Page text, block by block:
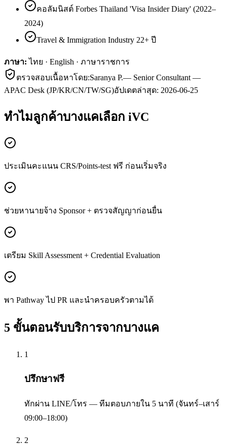
คอลัมนิสต์ Forbes Thailand 'Visa Insider Diary' (2022–
2024)
Travel & Immigration Industry 22+ ปี
ภาษา: ไทย · English · ภาษาราชการ
ตรวจสอบเนื้อหาโดย:Saranya P.— Senior Consultant —
APAC Desk (JP/KR/CN/TW/SG)อัปเดตล่าสุด: 2026-06-25
ทำไมลูกค้าบางแคเลือก iVC
ประเมินคะแนน CRS/Points-test ฟรี ก่อนเริ่มจริง
ช่วยหานายจ้าง Sponsor + ตรวจสัญญาก่อนยื่น
เตรียม Skill Assessment + Credential Evaluation
พา Pathway ไป PR และนำครอบครัวตามได้
5 ขั้นตอนรับบริการจากบางแค
1
ปรึกษาฟรี
ทักผ่าน LINE/โทร — ทีมตอบภายใน 5 นาที (จันทร์–เสาร์
09:00–18:00)
2